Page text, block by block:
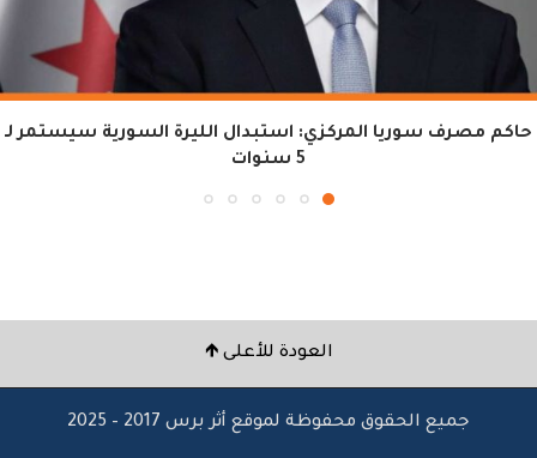
حاكم مصرف سوريا المركزي: استبدال الليرة السورية سيستمر لـ
5 سنوات
العودة للأعلى 🡹
جميع الحقوق محفوظة لموقع أثر برس 2017 – 2025